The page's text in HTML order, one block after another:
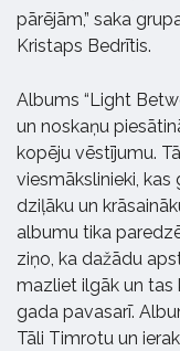
pārējām,” saka
Kristaps Bedrītis.
Albums “Light
un noskaņu
kopēju vēstījumu.
viesmākslinieki, kas
dziļāku un
albumu tika
ziņo, ka dažādu
mazliet ilgāk un tas
gada pavasarī.
Tāli Timrotu un